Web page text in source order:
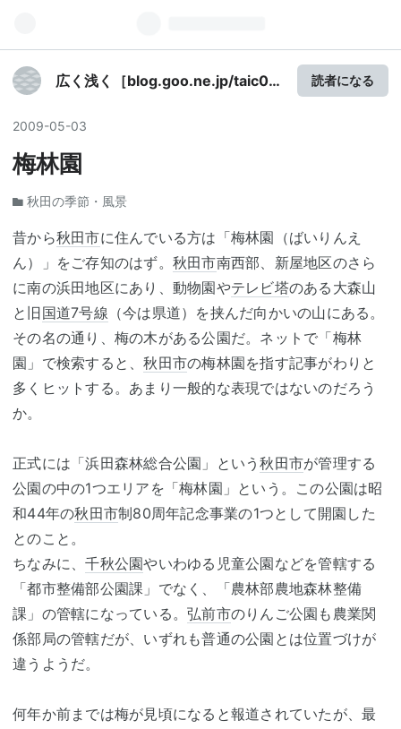
広く浅く［blog.goo.ne.jp/taic02
読者になる
2009-05-03
梅林園
秋田の季節・風景
昔から秋田市に住んでいる方は「梅林園（ばいりんえ
ん）」をご存知のはず。 秋田市南西部、新屋地区のさら
に南の浜田地区にあり、動物園やテレビ塔のある大森山
と旧国道7号線 （今は県道）を挟んだ向かいの山にある。
その名の通り、梅の木がある公園だ。ネットで「梅林
園」で検索すると、秋田市の梅林園を指す記事がわりと
多くヒットする。あまり一般的な表現ではないのだろう
か。
正式には「浜田森林総合公園」という秋田市が管理する
公園の中の1つエリアを「梅林園」という。この公園は昭
和44年の秋田市制80周年記念事業の1つとして開園した
とのこと。
ちなみに、千秋公園やいわゆる児童公園などを管轄する
「都市整備部公園課」でなく、「農林部農地森林整備
課」の管轄になっている。 弘前市のりんご公園も農業関
係部局の管轄だが、いずれも普通の公園とは位置づけが
違うようだ。
何年か前までは梅が見頃になると報道されていたが、最